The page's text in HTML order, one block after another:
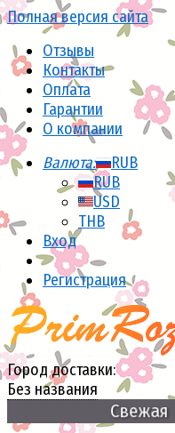
Полная версия сайта
Отзывы
Контакты
Оплата
Гарантии
О компании
Валюта:
RUB
RUB
USD
THB
Вход
Регистрация
Город доставки:
Без названия
Свежая